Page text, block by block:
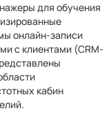
для обучения
онлайн-записи
с клиентами (CRM-
кабин